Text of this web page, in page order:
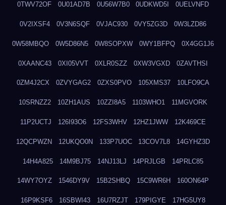
0TWV72OF 0U01AD7B 0U56W7B0 0UDKWD5I 0UELVNFD
0V2IXSF4 0V3N6SQF 0VJAC930 0VY5ZG3D 0W3LZD86
0W58MBQO 0W5D86N5 0W8SOPXW 0WY1BFPQ 0X4GG1J6
0XAANC43 0XI05VVT 0XLR0SZZ 0XW3VGXD 0ZAVTHSI
0ZM4J2CX 0ZVYGAG2 0ZXS0PVO 105XMS37 10LFO9CA
10SRNZZ2 10ZH1AUS 10ZZI8A5 1103WHO1 11MGVORK
11P2UCTJ 126I93O6 12FS3WHV 12HZ1JWW 12K469CE
12QCPWZN 12UKQO0N 133P7UOC 13COV7L8 14GYHZ3D
14H4A825 14M9BJ75 14NJ13LJ 14PRJLGB 14PRLC85
14WY7OYZ 1546DY9V 15B2SHBQ 15C9WR6H 160ON64P
16P9KSF6 16SBWI43 16U7RZJT 179PIGYE 17HG5UY8